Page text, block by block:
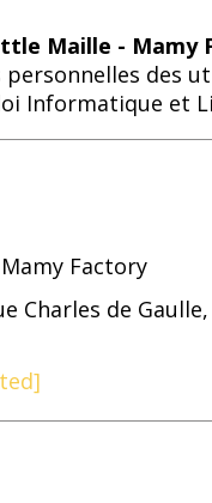
Maille - Mamy
des
Informatique et
Factory
Charles de